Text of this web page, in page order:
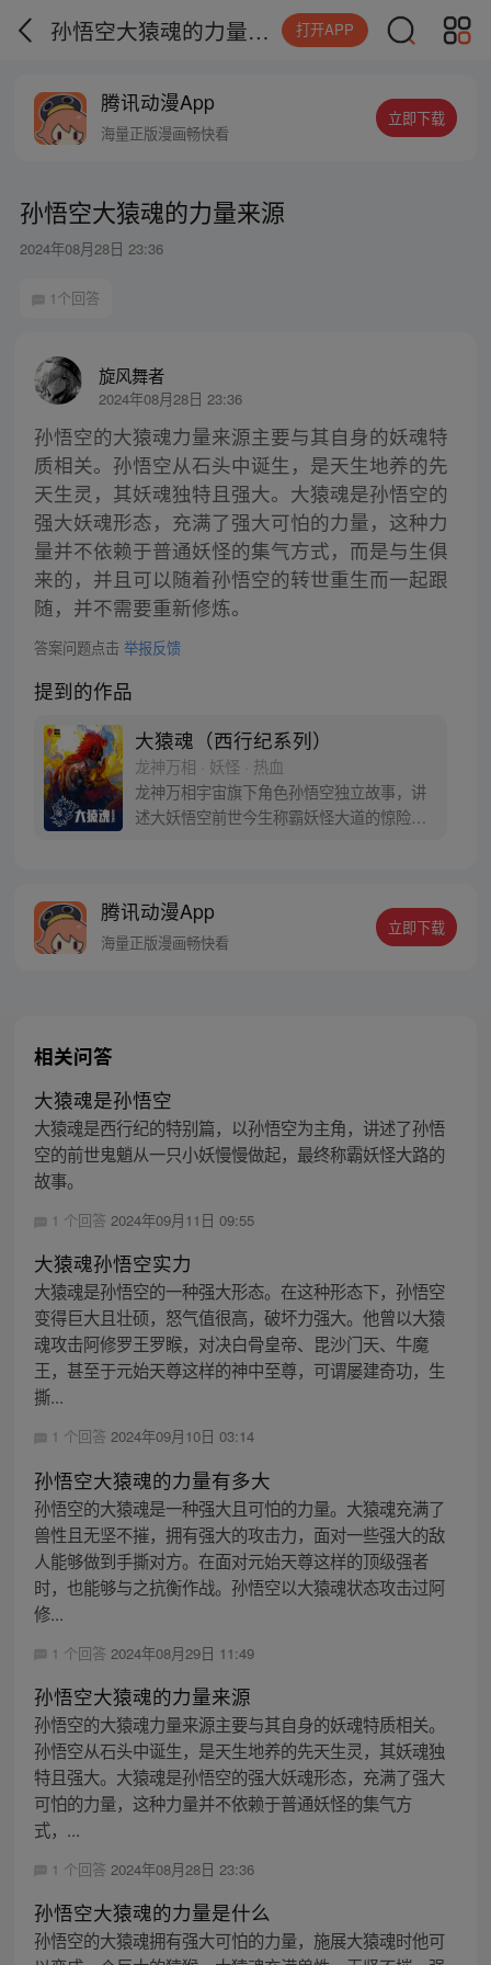
孙悟空大猿魂的力量来源 打开APP
腾讯动漫App
海量正版漫画畅快看
立即下载
孙悟空大猿魂的力量来源
2024年08月28日 23:36
1个回答
旋风舞者
2024年08月28日 23:36
孙悟空的大猿魂力量来源主要与其自身的妖魂特
质相关。孙悟空从石头中诞生，是天生地养的先
天生灵，其妖魂独特且强大。大猿魂是孙悟空的
强大妖魂形态，充满了强大可怕的力量，这种力
量并不依赖于普通妖怪的集气方式，而是与生俱
来的，并且可以随着孙悟空的转世重生而一起跟
随，并不需要重新修炼。
答案问题点击 举报反馈
提到的作品
大猿魂（西行纪系列）
龙神万相 · 妖怪 · 热血
龙神万相宇宙旗下角色孙悟空独立故事，讲
述大妖悟空前世今生称霸妖怪大道的惊险历
人…六十年后，他再次破石而出，背负着守
护族人的希望和信念打败了妖怪大道的霸
腾讯动漫App
海量正版漫画畅快看
立即下载
相关问答
大猿魂是孙悟空
大猿魂是西行纪的特别篇，以孙悟空为主角，讲述了孙悟
空的前世鬼魈从一只小妖慢慢做起，最终称霸妖怪大路的
故事。
1 个回答 2024年09月11日 09:55
大猿魂孙悟空实力
大猿魂是孙悟空的一种强大形态。在这种形态下，孙悟空
变得巨大且壮硕，怒气值很高，破坏力强大。他曾以大猿
魂攻击阿修罗王罗睺，对决白骨皇帝、毘沙门天、牛魔
王，甚至于元始天尊这样的神中至尊，可谓屡建奇功，生
撕...
1 个回答 2024年09月10日 03:14
孙悟空大猿魂的力量有多大
孙悟空的大猿魂是一种强大且可怕的力量。大猿魂充满了
兽性且无坚不摧，拥有强大的攻击力，面对一些强大的敌
人能够做到手撕对方。在面对元始天尊这样的顶级强者
时，也能够与之抗衡作战。孙悟空以大猿魂状态攻击过阿
修...
1 个回答 2024年08月29日 11:49
孙悟空大猿魂的力量来源
孙悟空的大猿魂力量来源主要与其自身的妖魂特质相关。
孙悟空从石头中诞生，是天生地养的先天生灵，其妖魂独
特且强大。大猿魂是孙悟空的强大妖魂形态，充满了强大
可怕的力量，这种力量并不依赖于普通妖怪的集气方
式，...
1 个回答 2024年08月28日 23:36
孙悟空大猿魂的力量是什么
孙悟空的大猿魂拥有强大可怕的力量，施展大猿魂时他可